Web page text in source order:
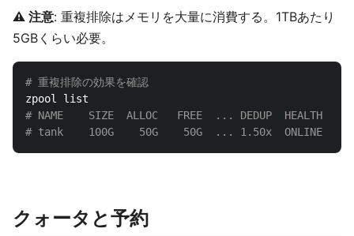
⚠️ 注意: 重複排除はメモリを大量に消費する。1TBあたり
5GBくらい必要。
# 重複排除の効果を確認
# NAME    SIZE  ALLOC   FREE  ... DEDUP  HEALTH
# tank    100G    50G    50G  ... 1.50x  ONLINE
クォータと予約